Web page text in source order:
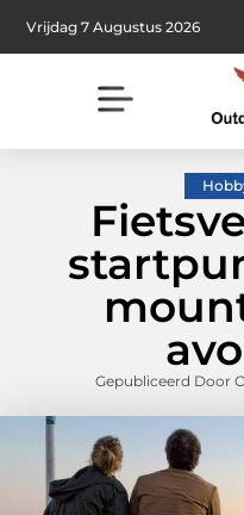
Vrijdag 7 Augustus 2026
Gepubliceerd Door